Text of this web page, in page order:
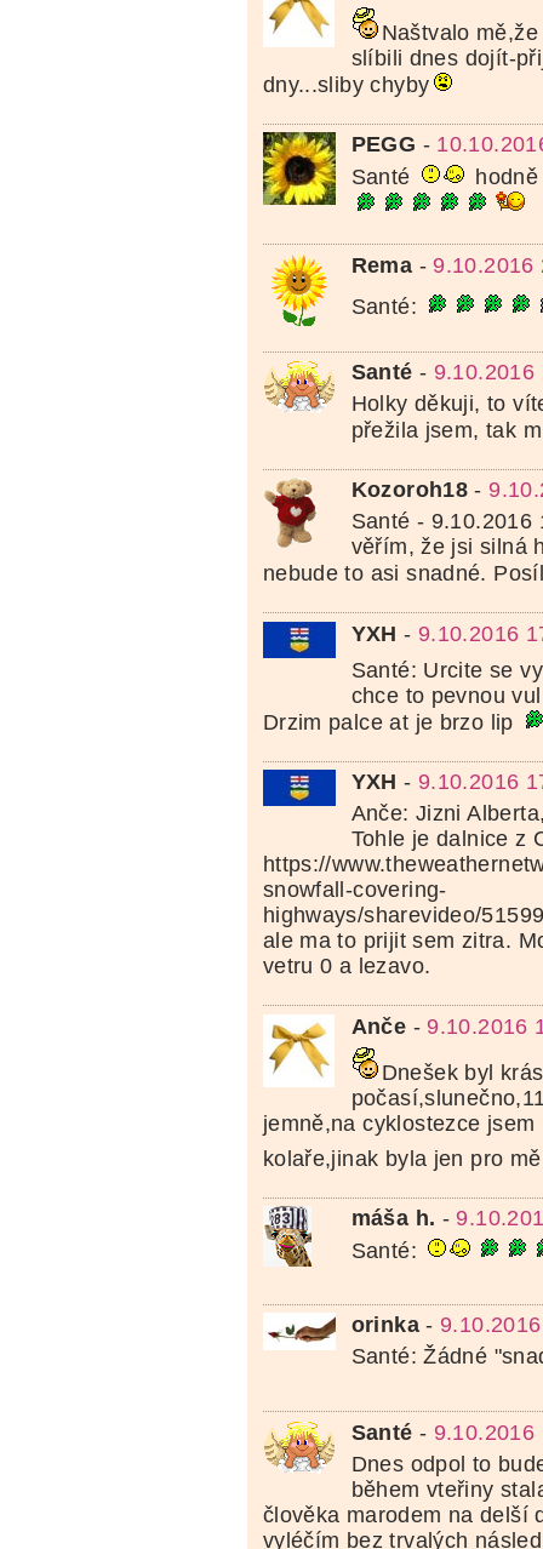
Naštvalo
slíbili dnes dojít-
dny...sliby chyby
PEGG -
Santé
Rema - 9.10.2016
Santé:
Santé - 9.10.2016
Holky děkuji, to
přežila jsem, tak
Kozoroh18 -
Santé - 9.10.2016
věřím, že jsi silná
nebude to asi snadné.
YXH - 9.10.2016
Santé: Urcite se
chce to pevnou
Drzim palce at je brzo lip
YXH - 9.10.2016
Anče: Jizni
Tohle je dalnice z
https://
snowfall-covering-
highways/sharevideo/
ale ma to prijit sem zitra.
vetru 0 a lezavo.
Anče - 9.10.2016
Dnešek byl
jemně,na cyklostezce jsem
kolaře,jinak byla jen pro
máša h. -
Santé:
orinka-
Santé: Žádné
Santé - 9.10.2016
Dnes odpol to
během vteřiny
člověka marodem na delší
vyléčím bez trvalých